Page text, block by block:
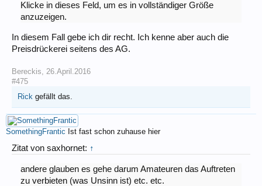
Klicke in dieses Feld, um es in vollständiger Größe
anzuzeigen.
In diesem Fall gebe ich dir recht. Ich kenne aber auch die
Preisdrückerei seitens des AG.
Bereckis
26.April.2016
#475
Rick gefällt das.
SomethingFrantic Ist fast schon zuhause hier
Zitat von saxhornet: ↑
andere glauben es gehe darum Amateuren das Auftreten
zu verbieten (was Unsinn ist) etc. etc.